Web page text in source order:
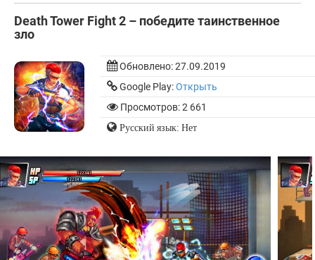
Death Tower Fight 2 – победите таинственное
зло
Обновлено:27.09.2019
Google Play:Открыть
Просмотров: 2 661
Русский язык: Нет